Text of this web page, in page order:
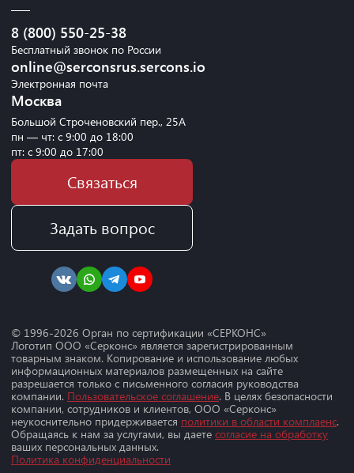
8 (800) 550-25-38
Бесплатный звонок по России
online@serconsrus.sercons.io
Электронная почта
Москва
Большой Строченовский пер., 25А
пн — чт: с 9:00 до 18:00
пт: с 9:00 до 17:00
Связаться
Задать вопрос
© 1996-2026 Орган по сертификации «СЕРКОНС»
Логотип ООО «Серконс» является зарегистрированным
товарным знаком. Копирование и использование любых
информационных материалов размещенных на сайте
разрешается только с письменного согласия руководства
компании. Пользовательское соглашение. В целях безопасности
компании, сотрудников и клиентов, ООО «Серконс»
неукоснительно придерживается политики в области комплаенс.
Обращаясь к нам за услугами, вы даете согласие на обработку
ваших персональных данных.
Политика конфиденциальности